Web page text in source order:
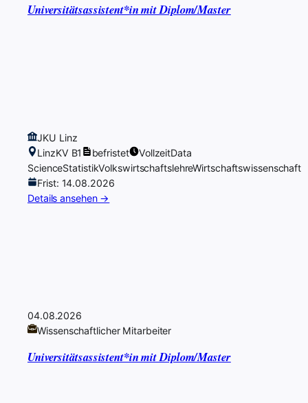
Universitätsassistent*in mit Diplom/Master
JKU Linz
LinzKV B1 befristet VollzeitData
ScienceStatistikVolkswirtschaftslehreWirtschaftswissenschaft
Frist: 14.08.2026
Details ansehen →
04.08.2026
Wissenschaftlicher Mitarbeiter
Universitätsassistent*in mit Diplom/Master